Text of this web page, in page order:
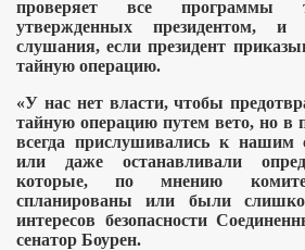
проверяет все программы
утвержденных президентом, и
слушания, если президент
тайную операцию.
«У нас нет власти, чтобы
тайную операцию путем вето, но в
всегда прислушивались к нашим
или даже останавливали
которые, по мнению
спланированы или были
интересов безопасности
сенатор Боурен.